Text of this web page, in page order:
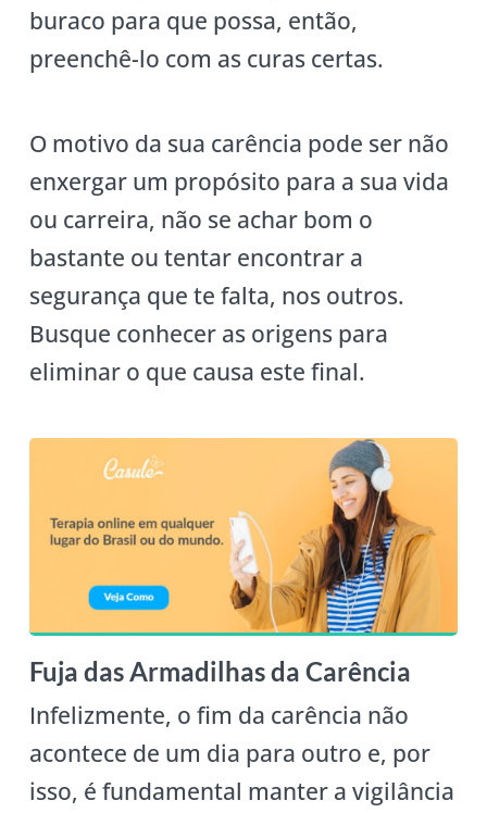
buraco para que possa, então,
preenchê-lo com as curas certas.
O motivo da sua carência pode ser não
enxergar um propósito para a sua vida
ou carreira, não se achar bom o
bastante ou tentar encontrar a
segurança que te falta, nos outros.
Busque conhecer as origens para
eliminar o que causa este final.
Fuja das Armadilhas da Carência
Infelizmente, o fim da carência não
acontece de um dia para outro e, por
isso, é fundamental manter a vigilância